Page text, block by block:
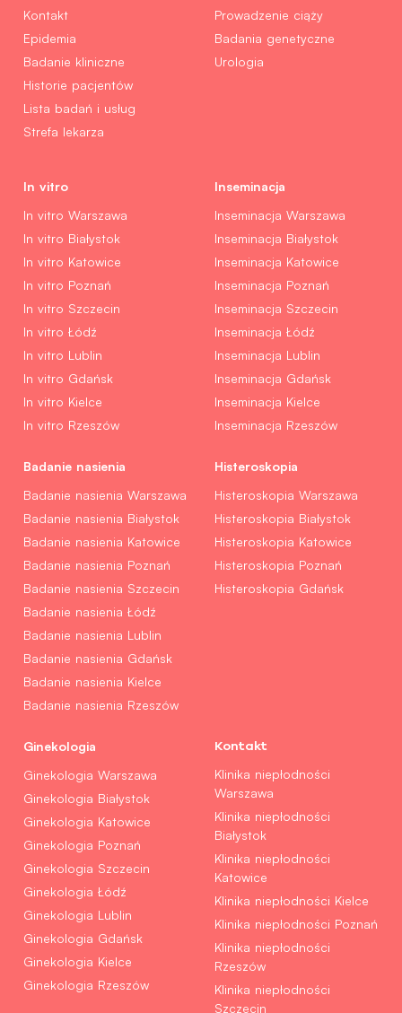
Kontakt
Epidemia
Badanie kliniczne
Historie pacjentów
Lista badań i usług
Strefa lekarza
Prowadzenie ciąży
Badania genetyczne
Urologia
In vitro
In vitro Warszawa
In vitro Białystok
In vitro Katowice
In vitro Poznań
In vitro Szczecin
In vitro Łódź
In vitro Lublin
In vitro Gdańsk
In vitro Kielce
In vitro Rzeszów
Inseminacja
Inseminacja Warszawa
Inseminacja Białystok
Inseminacja Katowice
Inseminacja Poznań
Inseminacja Szczecin
Inseminacja Łódź
Inseminacja Lublin
Inseminacja Gdańsk
Inseminacja Kielce
Inseminacja Rzeszów
Badanie nasienia
Badanie nasienia Warszawa
Badanie nasienia Białystok
Badanie nasienia Katowice
Badanie nasienia Poznań
Badanie nasienia Szczecin
Badanie nasienia Łódź
Badanie nasienia Lublin
Badanie nasienia Gdańsk
Badanie nasienia Kielce
Badanie nasienia Rzeszów
Histeroskopia
Histeroskopia Warszawa
Histeroskopia Białystok
Histeroskopia Katowice
Histeroskopia Poznań
Histeroskopia Gdańsk
Ginekologia
Ginekologia Warszawa
Ginekologia Białystok
Ginekologia Katowice
Ginekologia Poznań
Ginekologia Szczecin
Ginekologia Łódź
Ginekologia Lublin
Ginekologia Gdańsk
Ginekologia Kielce
Ginekologia Rzeszów
Kontakt
Klinika niepłodności
Warszawa
Klinika niepłodności
Białystok
Klinika niepłodności
Katowice
Klinika niepłodności Kielce
Klinika niepłodności Poznań
Klinika niepłodności
Rzeszów
Klinika niepłodności
Szczecin